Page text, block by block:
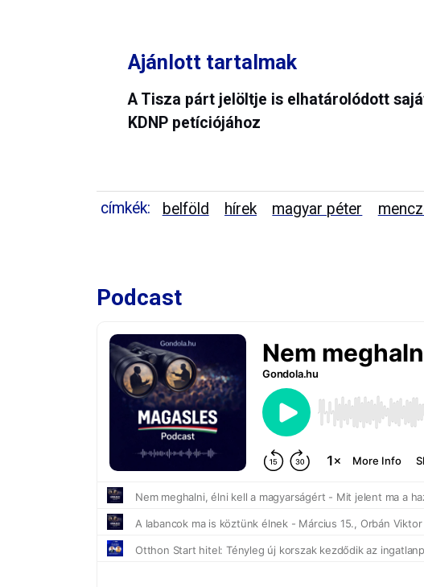
Ajánlott tartalmak
A Tisza párt jelöltje is elhatárolódott
KDNP petíciójához
címkék: belföld hírek magyar péter
Podcast